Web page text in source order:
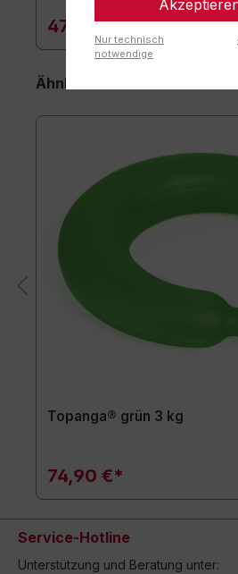
47,90 €*
Ähnliche Artikel
Topanga® grün 3 kg
74,90 €*
Service-Hotline
Unterstützung und Beratung unter:
Nur technisch
notwendige